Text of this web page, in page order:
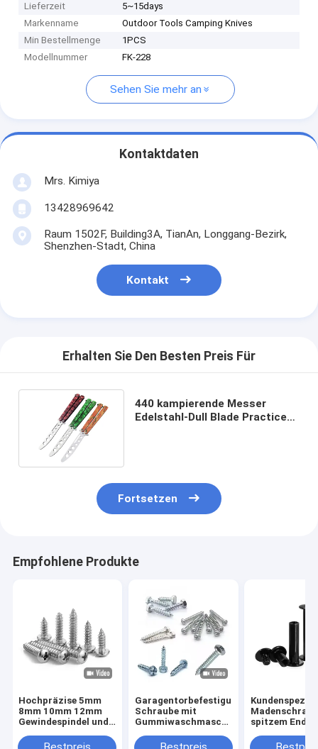
Lieferzeit
5~15days
Markenname
Outdoor Tools Camping Knives
Min Bestellmenge
1PCS
Modellnummer
FK-228
Sehen Sie mehr an
Kontaktdaten
Mrs. Kimiya
13428969642
Raum 1502F, Building3A, TianAn, Longgang-Bezirk,
Shenzhen-Stadt, China
Kontakt
Erhalten Sie Den Besten Preis Für
440 kampierende Messer
Edelstahl-Dull Blade Practice
Fortsetzen
Empfohlene Produkte
Hochpräzise 5mm
8mm 10mm 12mm
Gewindespindel und
T10 T12
Garagentorbefestigungen,
Schraube mit
Gummiwaschmaschine,
spitzem Ende
M5 M6 M8